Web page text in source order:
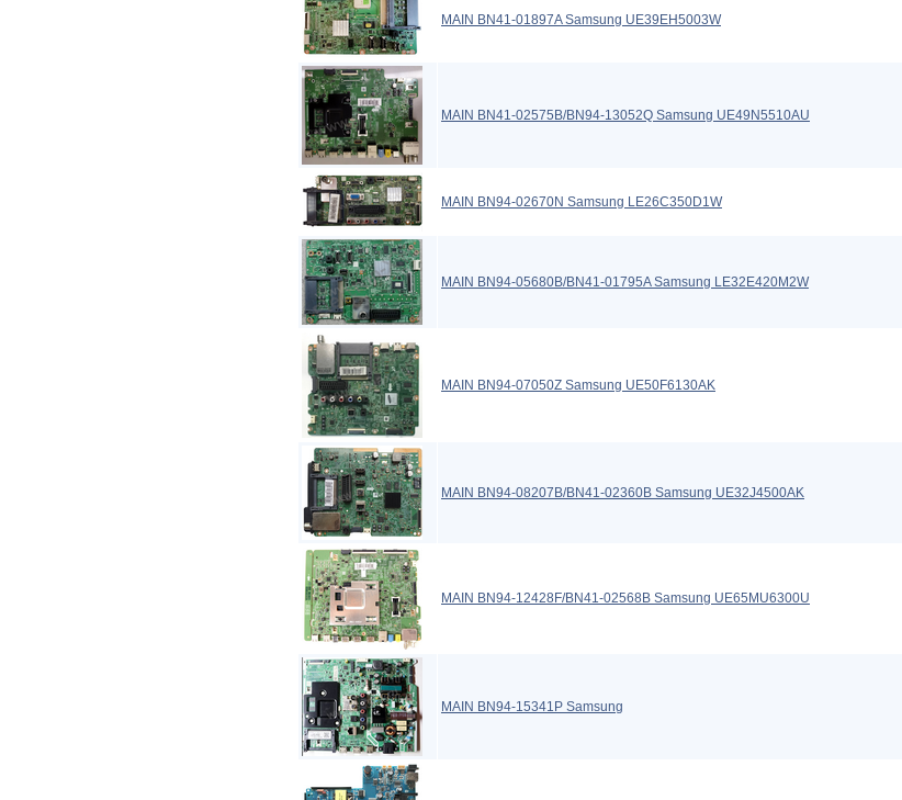
MAIN BN41-01897A Samsung UE39EH5003W
MAIN BN41-02575B/BN94-13052Q Samsung UE49N5510AU
MAIN BN94-02670N Samsung LE26C350D1W
MAIN BN94-05680B/BN41-01795A Samsung LE32E420M2W
MAIN BN94-07050Z Samsung UE50F6130AK
MAIN BN94-08207B/BN41-02360B Samsung UE32J4500AK
MAIN BN94-12428F/BN41-02568B Samsung UE65MU6300U
MAIN BN94-15341P Samsung